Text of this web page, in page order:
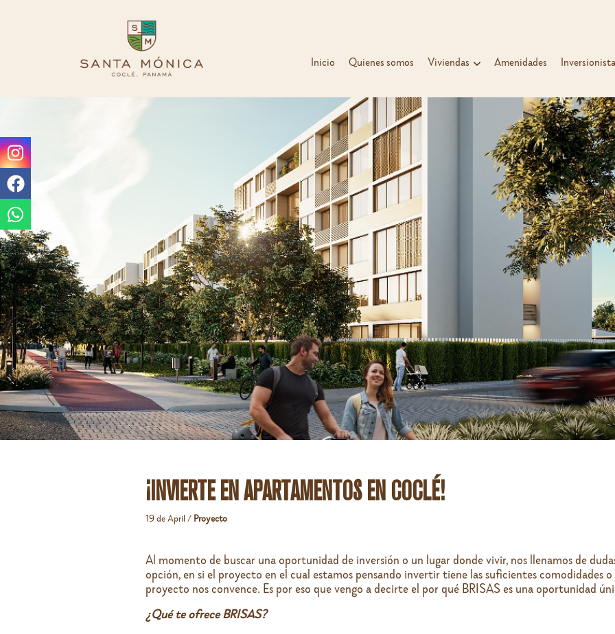
Inicio Quienes somos Viviendas Amenidades
¡INVIERTE EN APARTAMENTOS EN COCLÉ!
19 de April / Proyecto
Al momento de buscar una oportunidad de inversión o un lugar donde vivir, nos llenamos de
opción, en si el proyecto en el cual estamos pensando invertir tiene las suficientes comodidades
proyecto nos convence. Es por eso que vengo a decirte el por qué BRISAS es una oportunidad
¿Qué te ofrece BRISAS?